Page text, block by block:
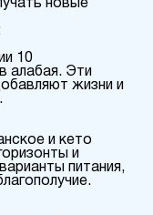
новые
10
алабая. Эти
жизни и
и кето
и
питания,